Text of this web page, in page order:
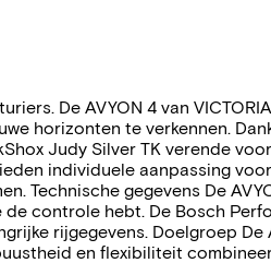
De AVYON 4 van
horizonten te verkennen.
Judy Silver TK verende
individuele aanpassing
Technische gegevens De
controle hebt. De Bosch
rijgegevens. Doelgroep De
en flexibiliteit